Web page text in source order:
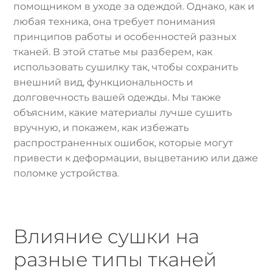
помощником в уходе за одеждой. Однако, как и
любая техника, она требует понимания
принципов работы и особенностей разных
тканей. В этой статье мы разберем, как
использовать сушилку так, чтобы сохранить
внешний вид, функциональность и
долговечность вашей одежды. Мы также
объясним, какие материалы лучше сушить
вручную, и покажем, как избежать
распространенных ошибок, которые могут
привести к деформации, выцветанию или даже
поломке устройства.
Влияние сушки на
разные типы тканей